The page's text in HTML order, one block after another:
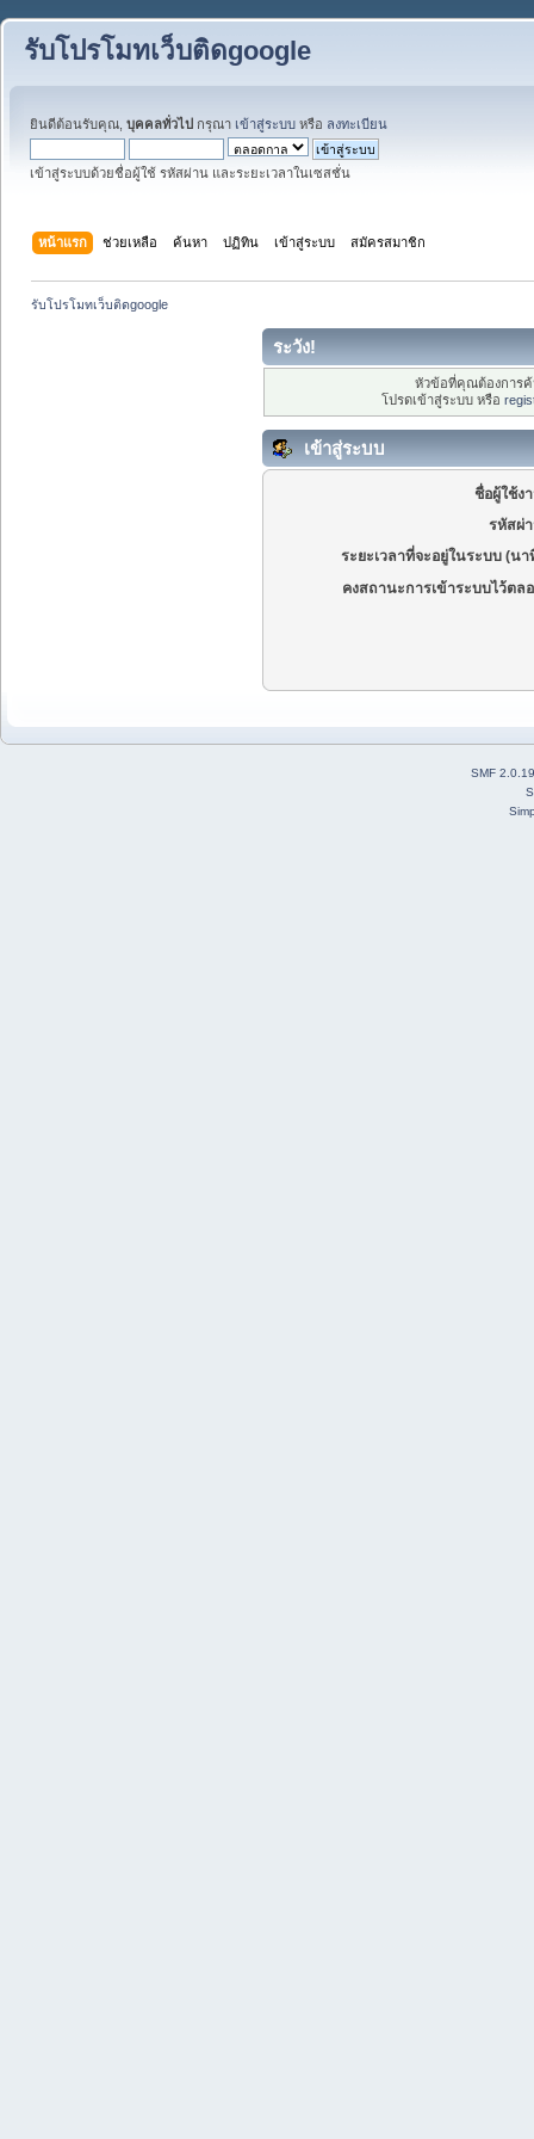
รับโปรโมทเว็บติดgoogle
ยินดีต้อนรับคุณ, บุคคลทั่วไป กรุณา เข้าสู่ระบบ หรือ ลงทะเบียน
เข้าสู่ระบบด้วยชื่อผู้ใช้ รหัสผ่าน และระยะเวลาในเซสชั่น
หน้าแรก ช่วยเหลือ ค้นหา ปฏิทิน เข้าสู่ระบบ สมัครสมาชิก
รับโปรโมทเว็บติดgoogle
ระวัง!
หัวข้อที่คุณต้องการ
โปรดเข้าสู่ระบบ หรือ
เข้าสู่ระบบ
ชื่อผู้ใช้ง
รหัสผ่
ระยะเวลาที่จะอยู่ในระบบ (นา
คงสถานะการเข้าระบบไว้ตล
SMF 2.0.19